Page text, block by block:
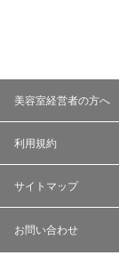
美容室経営者の方へ
利用規約
サイトマップ
お問い合わせ